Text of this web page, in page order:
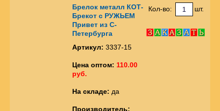
Брелок металл КОТ-
Брекот с РУЖЬЕМ
Привет из С-
Петербурга
Артикул: 3337-15
Цена оптом: 110.00
руб.
На складе: да
Производитель:
Кол-во: шт.